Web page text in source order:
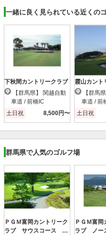
一緒に良く見られている近くの
下秋間カントリークラブ
車道 / 前橋IC
土日祝
8,500円〜
霞山カント
車道 / 前
土日祝
群馬県で人気のゴルフ場
ＰＧＭ富岡カントリーク
ラブ サウスコース
ＰＧＭ富岡
ラブ ノー